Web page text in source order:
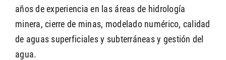
años de experiencia en las áreas de hidrología
minera, cierre de minas, modelado numérico, calidad
de aguas superficiales y subterráneas y gestión del
agua.